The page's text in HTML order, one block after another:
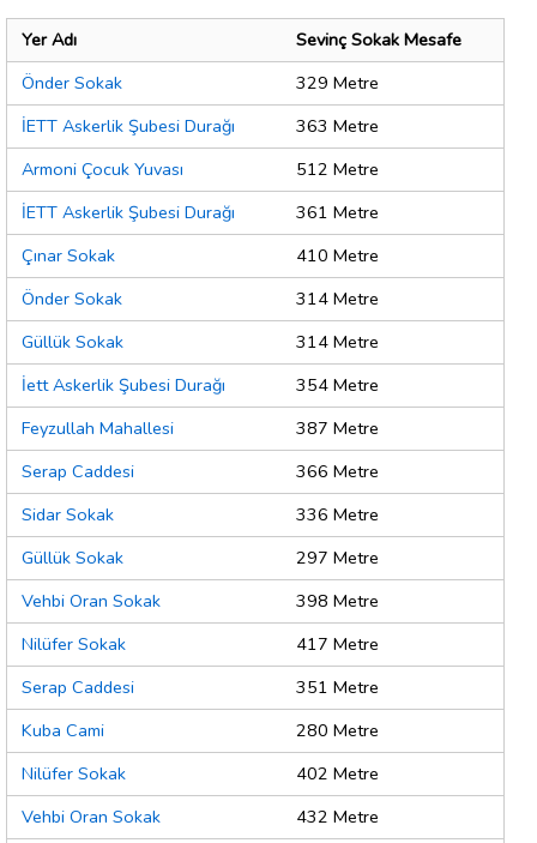
Yer Adı
Sevinç Sokak Mesafe
Önder Sokak
329 Metre
İETT Askerlik Şubesi Durağı
363 Metre
Armoni Çocuk Yuvası
512 Metre
İETT Askerlik Şubesi Durağı
361 Metre
Çınar Sokak
410 Metre
Önder Sokak
314 Metre
Güllük Sokak
314 Metre
İett Askerlik Şubesi Durağı
354 Metre
Feyzullah Mahallesi
387 Metre
Serap Caddesi
366 Metre
Sidar Sokak
336 Metre
Güllük Sokak
297 Metre
Vehbi Oran Sokak
398 Metre
Nilüfer Sokak
417 Metre
Serap Caddesi
351 Metre
Kuba Cami
280 Metre
Nilüfer Sokak
402 Metre
Vehbi Oran Sokak
432 Metre